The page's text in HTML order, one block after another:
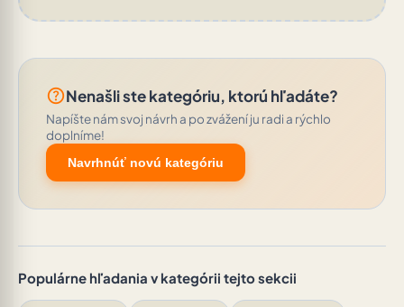
help_outlineNenašli ste kategóriu, ktorú hľadáte?
Napíšte nám svoj návrh a po zvážení ju radi a rýchlo
doplníme!
Navrhnúť novú kategóriu
Populárne hľadania v kategórii tejto sekcii